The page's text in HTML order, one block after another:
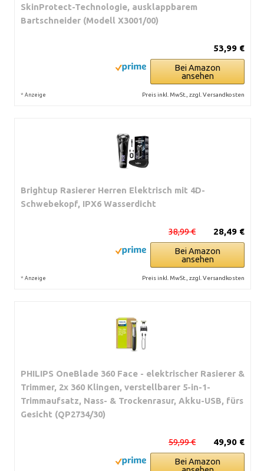
SkinProtect-Technologie, ausklappbarem
Bartschneider (Modell X3001/00)
53,99 €
Bei Amazon
ansehen
* Anzeige Preis inkl. MwSt., zzgl. Versandkosten
Brightup Rasierer Herren Elektrisch mit 4D-
Schwebekopf, IPX6 Wasserdicht
28,49 €
38,99 €
Bei Amazon
ansehen
* Anzeige Preis inkl. MwSt., zzgl. Versandkosten
PHILIPS OneBlade 360 Face - elektrischer Rasierer &
Trimmer, 2x 360 Klingen, verstellbarer 5-in-1-
Trimmaufsatz, Nass- & Trockenrasur, Akku-USB, fürs
Gesicht (QP2734/30)
49,90 €
59,99 €
Bei Amazon